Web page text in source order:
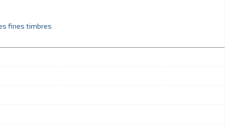
fines timbres